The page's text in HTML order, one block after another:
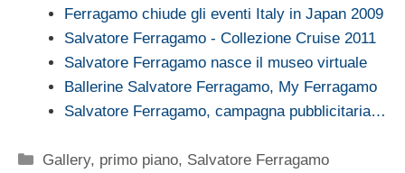
Ferragamo chiude gli eventi Italy in Japan 2009
Salvatore Ferragamo - Collezione Cruise 2011
Salvatore Ferragamo nasce il museo virtuale
Ballerine Salvatore Ferragamo, My Ferragamo
Salvatore Ferragamo, campagna pubblicitaria…
Categorie
Gallery, primo piano, Salvatore Ferragamo